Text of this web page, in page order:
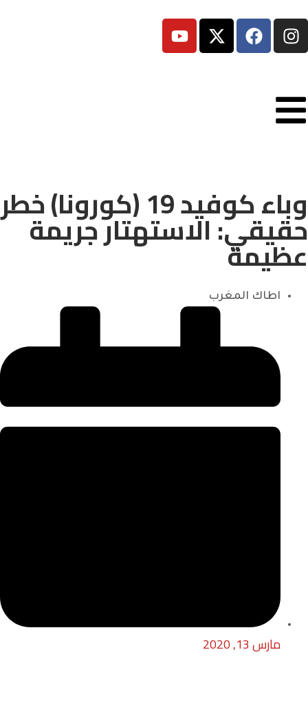
وباء كوفيد 19 (كورونا) خطر
حقيقي: الاستهتار جريمة
عظيمة
اطاك المغرب
مارس 13, 2020